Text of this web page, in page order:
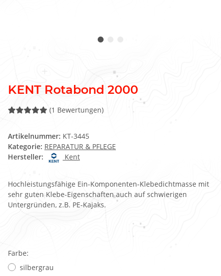
KENT Rotabond 2000
(1 Bewertungen)
Artikelnummer: KT-3445
Kategorie: REPARATUR & PFLEGE
Hersteller:
Kent
Hochleistungsfähige Ein-Komponenten-Klebedichtmasse mit
sehr guten Klebe-Eigenschaften auch auf schwierigen
Untergründen, z.B. PE-Kajaks.
Farbe:
silbergrau